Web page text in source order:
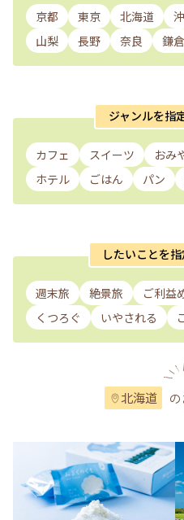
京都 東京 北海道
山梨
長野 奈良 鎌倉
ジャンルを指
カフェ スイーツ おみ
ホテル
ごはん パン
したいことを
週末旅 絶景旅 ご利益
くつろぐ
いやされる
北海道